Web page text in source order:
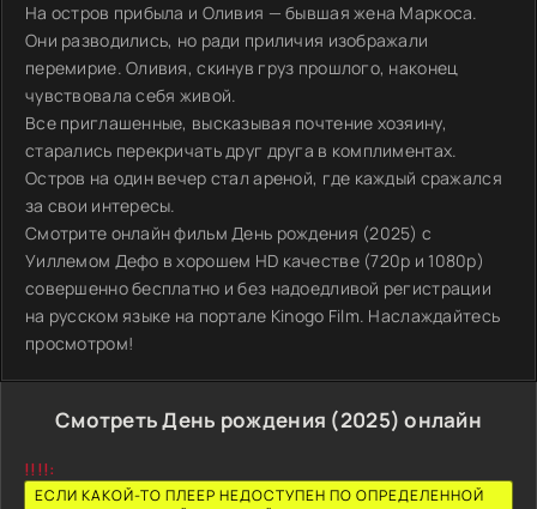
На остров прибыла и Оливия — бывшая жена Маркоса.
Они разводились, но ради приличия изображали
перемирие. Оливия, скинув груз прошлого, наконец
чувствовала себя живой.
Все приглашенные, высказывая почтение хозяину,
старались перекричать друг друга в комплиментах.
Остров на один вечер стал ареной, где каждый сражался
за свои интересы.
Смотрите онлайн фильм День рождения (2025) с
Уиллемом Дефо в хорошем HD качестве (720p и 1080p)
совершенно бесплатно и без надоедливой регистрации
на русском языке на портале Kinogo Film. Наслаждайтесь
просмотром!
Смотреть День рождения (2025) онлайн
!!!!:
ЕСЛИ КАКОЙ-ТО ПЛЕЕР НЕДОСТУПЕН ПО ОПРЕДЕЛЕННОЙ